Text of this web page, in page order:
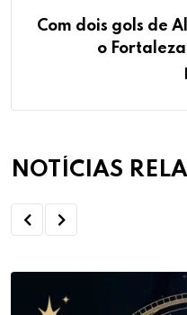
Com dois gols de
o
NOTÍCIAS